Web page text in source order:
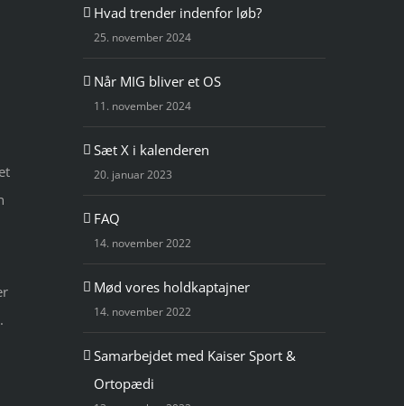
Hvad trender indenfor løb?
25. november 2024
Når MIG bliver et OS
11. november 2024
Sæt X i kalenderen
20. januar 2023
FAQ
14. november 2022
Mød vores holdkaptajner
14. november 2022
Samarbejdet med Kaiser Sport &
Ortopædi